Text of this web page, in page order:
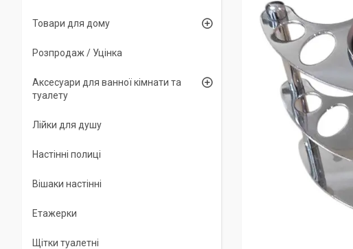
Товари для дому
Розпродаж / Уцінка
Аксесуари для ванної кімнати та
туалету
Лійки для душу
Настінні полиці
Вішаки настінні
Етажерки
Щітки туалетні